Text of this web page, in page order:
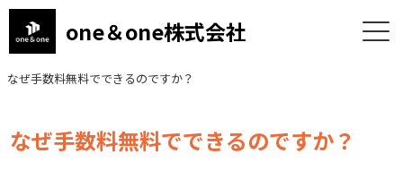
one＆one株式会社
なぜ手数料無料でできるのですか？
なぜ手数料無料でできるのですか？